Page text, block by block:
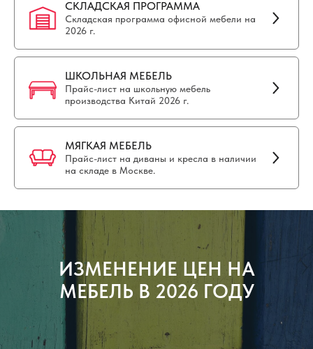
СКЛАДСКАЯ ПРОГРАММА
Складская программа офисной мебели на
2026 г.
ШКОЛЬНАЯ МЕБЕЛЬ
Прайс-лист на школьную мебель
производства Китай 2026 г.
МЯГКАЯ МЕБЕЛЬ
Прайс-лист на диваны и кресла в наличии
на складе в Москве.
ИЗМЕНЕНИЕ ЦЕН НА
МЕБЕЛЬ В 2026 ГОДУ